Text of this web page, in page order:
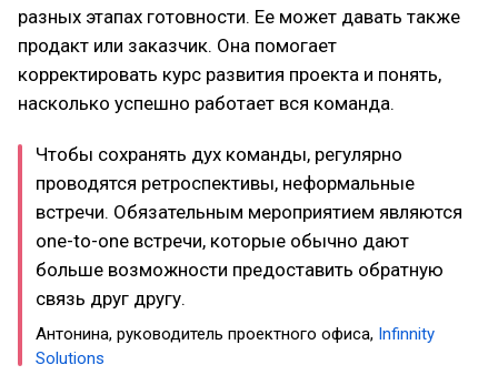
разных этапах готовности. Ее может давать также
продакт или заказчик. Она помогает
корректировать курс развития проекта и понять,
насколько успешно работает вся команда.
Чтобы сохранять дух команды, регулярно
проводятся ретроспективы, неформальные
встречи. Обязательным мероприятием являются
one-to-one встречи, которые обычно дают
больше возможности предоставить обратную
связь друг другу.
Антонина, руководитель проектного офиса, Infinnity
Solutions